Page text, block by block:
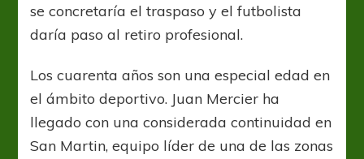
Mercier
se concretaría el traspaso y el futbolista
daría paso al retiro profesional.
Los cuarenta años son una especial edad en
el ámbito deportivo. Juan Mercier ha
llegado con una considerada continuidad en
San Martin, equipo líder de una de las zonas